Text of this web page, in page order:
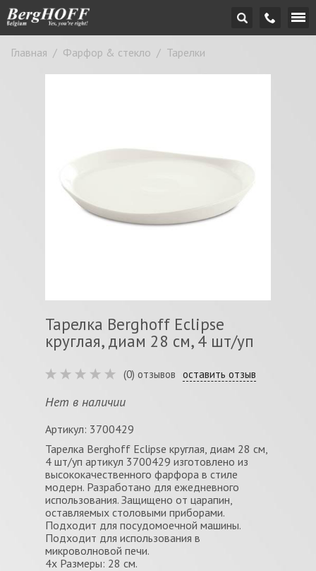
Главная / Фарфор & стекло / Тарелки
Тарелка Berghoff Eclipse
круглая, диам 28 см, 4 шт/уп
(0) отзывов оставить отзыв
Нет в наличии
Артикул: 3700429
Тарелка Berghoff Eclipse круглая, диам 28 см,
4 шт/уп артикул 3700429 изготовлено из
высококачественного фарфора в стиле
модерн. Разработано для ежедневного
использования. Защищено от царапин,
оставляемых столовыми приборами.
Подходит для посудомоечной машины.
Подходит для использования в
микроволновой печи.
4x Размеры: 28 см.